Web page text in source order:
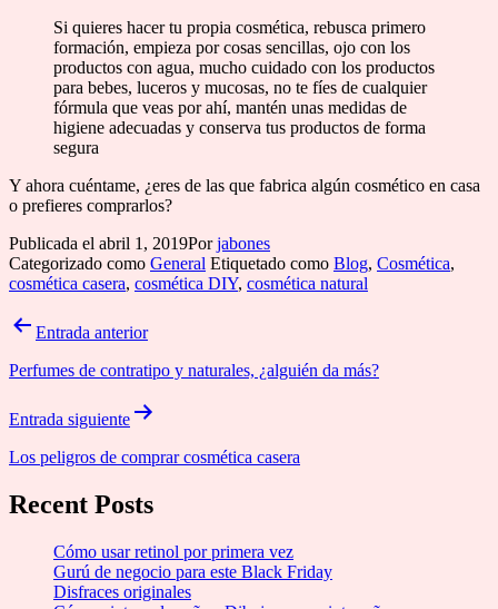
Si quieres hacer tu propia cosmética, rebusca primero
formación, empieza por cosas sencillas, ojo con los
productos con agua, mucho cuidado con los productos
para bebes, luceros y mucosas, no te fíes de cualquier
fórmula que veas por ahí, mantén unas medidas de
higiene adecuadas y conserva tus productos de forma
segura
Y ahora cuéntame, ¿eres de las que fabrica algún cosmético en casa
o prefieres comprarlos?
Publicada el abril 1, 2019Porjabones
Categorizado como General Etiquetado como Blog, Cosmética,
cosmética casera, cosmética DIY, cosmética natural
Navegación
entradas
Entrada anterior
Perfumes de contratipo y naturales, ¿alguién da más?
Entrada siguiente
Los peligros de comprar cosmética casera
Recent Posts
Cómo usar retinol por primera vez
Gurú de negocio para este Black Friday
Disfraces originales